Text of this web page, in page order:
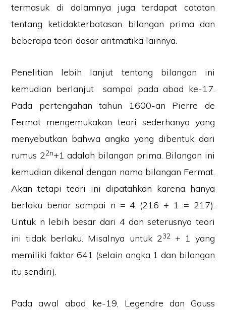
termasuk di dalamnya juga terdapat catatan
tentang ketidakterbatasan bilangan prima dan
beberapa teori dasar aritmatika lainnya.
Penelitian lebih lanjut tentang bilangan ini
kemudian berlanjut sampai pada abad ke-17.
Pada pertengahan tahun 1600-an Pierre de
Fermat mengemukakan teori sederhanya yang
menyebutkan bahwa angka yang dibentuk dari
rumus 22n+1 adalah bilangan prima. Bilangan ini
kemudian dikenal dengan nama bilangan Fermat.
Akan tetapi teori ini dipatahkan karena hanya
berlaku benar sampai n = 4 (216 + 1 = 217).
Untuk n lebih besar dari 4 dan seterusnya teori
ini tidak berlaku. Misalnya untuk 232+ 1 yang
memiliki faktor 641 (selain angka 1 dan bilangan
itu sendiri).
Pada awal abad ke-19, Legendre dan Gauss